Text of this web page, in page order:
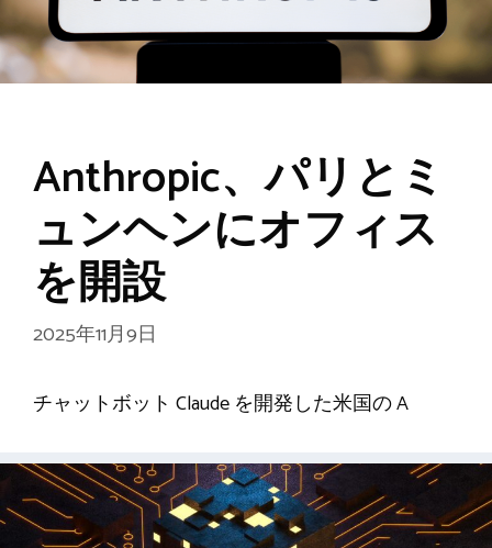
Anthropic、パリとミ
ュンヘンにオフィス
を開設
2025年11月9日
チャットボット Claude を開発した米国の A